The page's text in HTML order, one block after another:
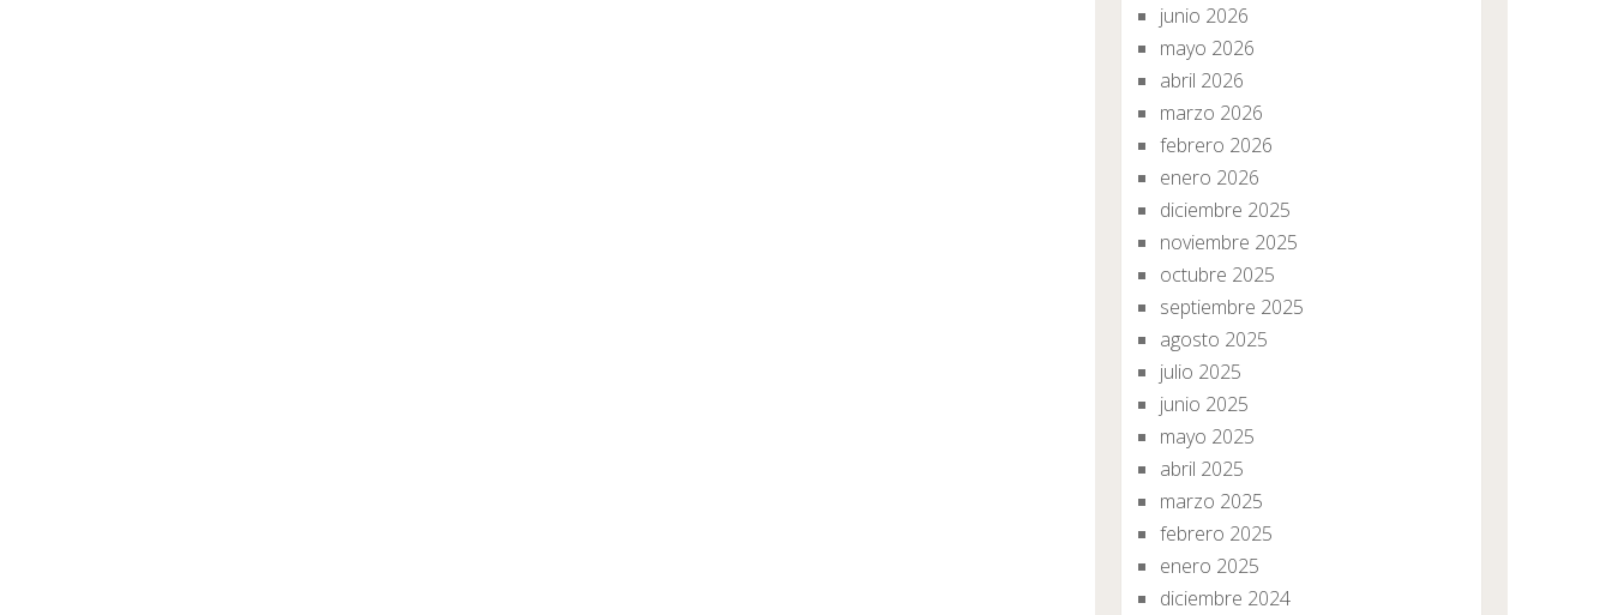
junio 2026
mayo 2026
abril 2026
marzo 2026
febrero 2026
enero 2026
diciembre 2025
noviembre 2025
octubre 2025
septiembre 2025
agosto 2025
julio 2025
junio 2025
mayo 2025
abril 2025
marzo 2025
febrero 2025
enero 2025
diciembre 2024